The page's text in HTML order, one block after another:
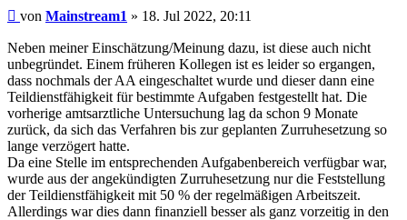
Beitrag
von Mainstream1 » 18. Jul 2022, 20:11
Neben meiner Einschätzung/Meinung dazu, ist diese auch nicht
unbegründet. Einem früheren Kollegen ist es leider so ergangen,
dass nochmals der AA eingeschaltet wurde und dieser dann eine
Teildienstfähigkeit für bestimmte Aufgaben festgestellt hat. Die
vorherige amtsarztliche Untersuchung lag da schon 9 Monate
zurück, da sich das Verfahren bis zur geplanten Zurruhesetzung so
lange verzögert hatte.
Da eine Stelle im entsprechenden Aufgabenbereich verfügbar war,
wurde aus der angekündigten Zurruhesetzung nur die Feststellung
der Teildienstfähigkeit mit 50 % der regelmäßigen Arbeitszeit.
Allerdings war dies dann finanziell besser als ganz vorzeitig in den